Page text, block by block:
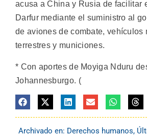
acusa a China y Rusia de facilitar
Darfur mediante el suministro al
de aviones de combate, vehículos
terrestres y municiones.
* Con aportes de Moyiga Nduru
Johannesburgo. (
Archivado en: Derechos humanos,